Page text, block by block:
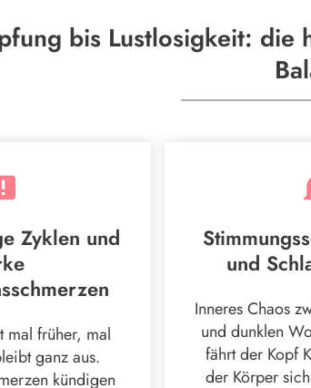
bis Lustlosigkeit:
Zyklen und
mal früher, mal
ganz aus.
kündigen
und
Inneres Chaos
und dunklen
fährt der Kopf
der Körper